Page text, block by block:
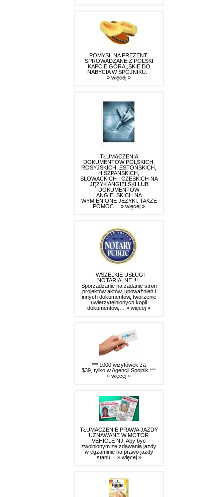
POMYSŁ NA PREZENT.
SPROWADZANE Z POLSKI
KAPCIE GÓRALSKIE DO
NABYCIA W SPÓJNIKU.
» więcej »
TŁUMACZENIA
DOKUMENTÓW POLSKICH,
ROSYJSKICH, ESTOŃSKICH,
HISZPAŃSKICH,
SŁOWACKICH I CZESKICH NA
JĘZYK ANGIELSKI LUB
DOKUMENTÓW
ANGIELSKICH NA
WYMIENIONE JĘZYKI. TAKŻE
POMOC… » więcej »
WSZELKIE USŁUGI
NOTARIALNE !!!
Sporządzanie na żądanie stron
projektów aktów, upoważnień i
innych dokumentów, tworzenie
uwierzytelnionych kopii
dokumentów,… » więcej »
*** 1000 wizytówek za
$39, tylko w Agencji Spojnik ***
» więcej »
TŁUMACZENIE PRAWA JAZDY
UZNAWANE W MOTOR
VEHICLE NJ. Aby byc
zwolnionym ze zdawania jazdy
w egzaminie na prawo jazdy
stanu… » więcej »